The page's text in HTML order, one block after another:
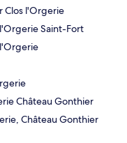
Clos l'Orgerie
Saint-Fort
Château Gonthier
Château Gonthier